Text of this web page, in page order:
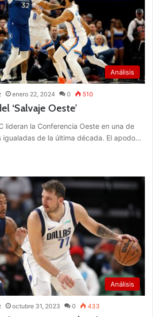
Análisis
enero 22, 2024 0 510
‘Salvaje Oeste’
lideran la Conferencia Oeste en una de
igualadas de la última década. El apodo…
Análisis
octubre 31, 2023 0 433